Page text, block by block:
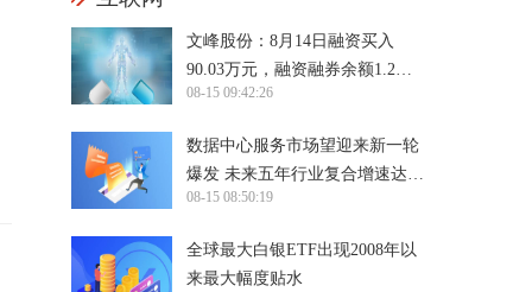
文峰股份：8月14日融资买入
90.03万元，融资融券余额1.2亿
元
08-15 09:42:26
数据中心服务市场望迎来新一轮
爆发 未来五年行业复合增速达
18.9%
08-15 08:50:19
全球最大白银ETF出现2008年以
来最大幅度贴水